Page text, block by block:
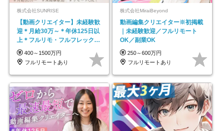
株式会社SUNRISE
【動画クリエイター】未経験歓
迎＊月給30万～＊年休125日以
上＊フルリモ・フルフレックス
◆10名の採用が決定◆
400～1500万円
フルリモートあり
株式会社MiraiBeyond
動画編集クリエイター※初掲載
｜未経験歓迎／フルリモート
OK／副業OK
250～600万円
フルリモートあり